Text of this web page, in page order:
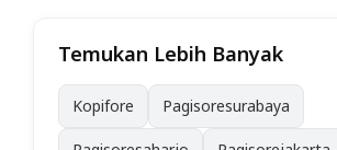
Temukan Lebih Banyak
Kopifore Pagisoresurabaya